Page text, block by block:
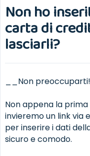
Non ho
carta di
lasciarli?
__Non preoccuparti!
Non appena la
invieremo un link via
per inserire i dati
sicuro e comodo.